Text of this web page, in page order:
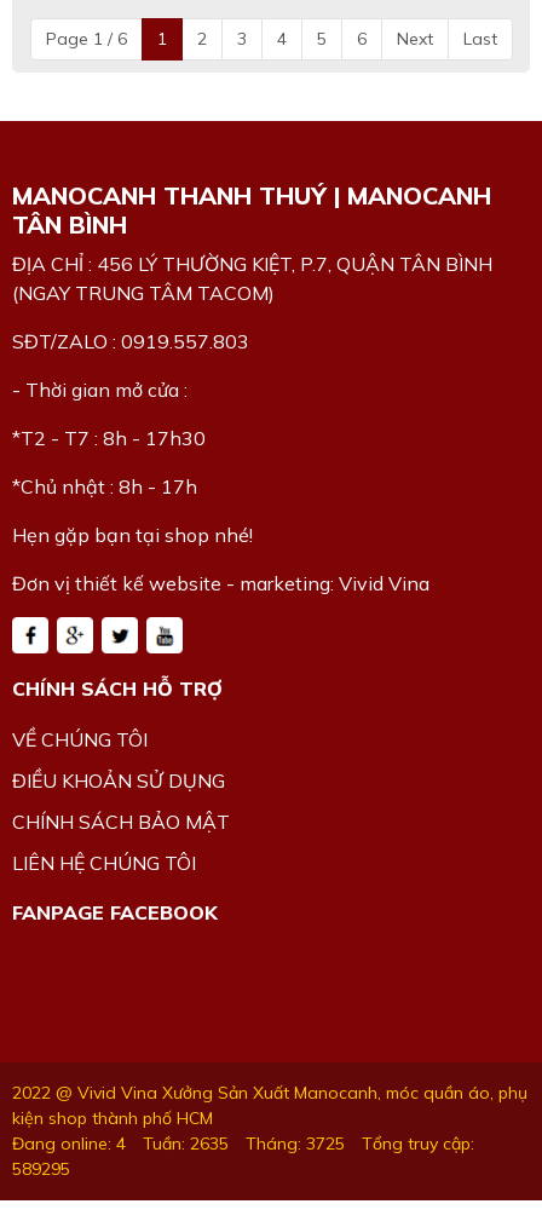
Page 1 / 6 1 2 3 4 5 6 Next Last
MANOCANH THANH THUÝ | MANOCANH
TÂN BÌNH
ĐỊA CHỈ : 456 LÝ THƯỜNG KIỆT, P.7, QUẬN TÂN BÌNH
(NGAY TRUNG TÂM TACOM)
SĐT/ZALO : 0919.557.803
- Thời gian mở cửa :
*T2 - T7 : 8h - 17h30
*Chủ nhật : 8h - 17h
Hẹn gặp bạn tại shop nhé!
Đơn vị thiết kế website - marketing: Vivid Vina
CHÍNH SÁCH HỖ TRỢ
VỀ CHÚNG TÔI
ĐIỀU KHOẢN SỬ DỤNG
CHÍNH SÁCH BẢO MẬT
LIÊN HỆ CHÚNG TÔI
FANPAGE FACEBOOK
2022 @ Vivid Vina Xưởng Sản Xuất Manocanh, móc quần áo, phụ
kiện shop thành phố HCM
Đang online: 4
Tuần: 2635 Tháng: 3725
Tổng truy cập:
589295